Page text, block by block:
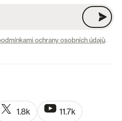
ochrany osobních údajů.
1.8k 11.7k